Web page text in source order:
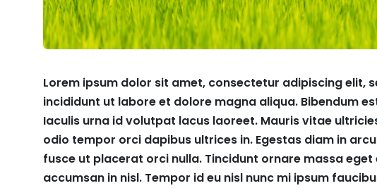
Lorem ipsum dolor sit amet, consectetur adipiscing elit,
incididunt ut labore et dolore magna aliqua. Bibendum
Iaculis urna id volutpat lacus laoreet. Mauris vitae
odio tempor orci dapibus ultrices in. Egestas diam in
fusce ut placerat orci nulla. Tincidunt ornare massa
accumsan in nisl. Tempor id eu nisl nunc mi ipsum